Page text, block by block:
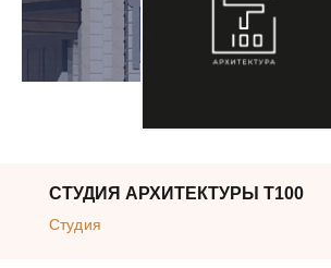
СТУДИЯ АРХИТЕКТУРЫ Т100
Студия